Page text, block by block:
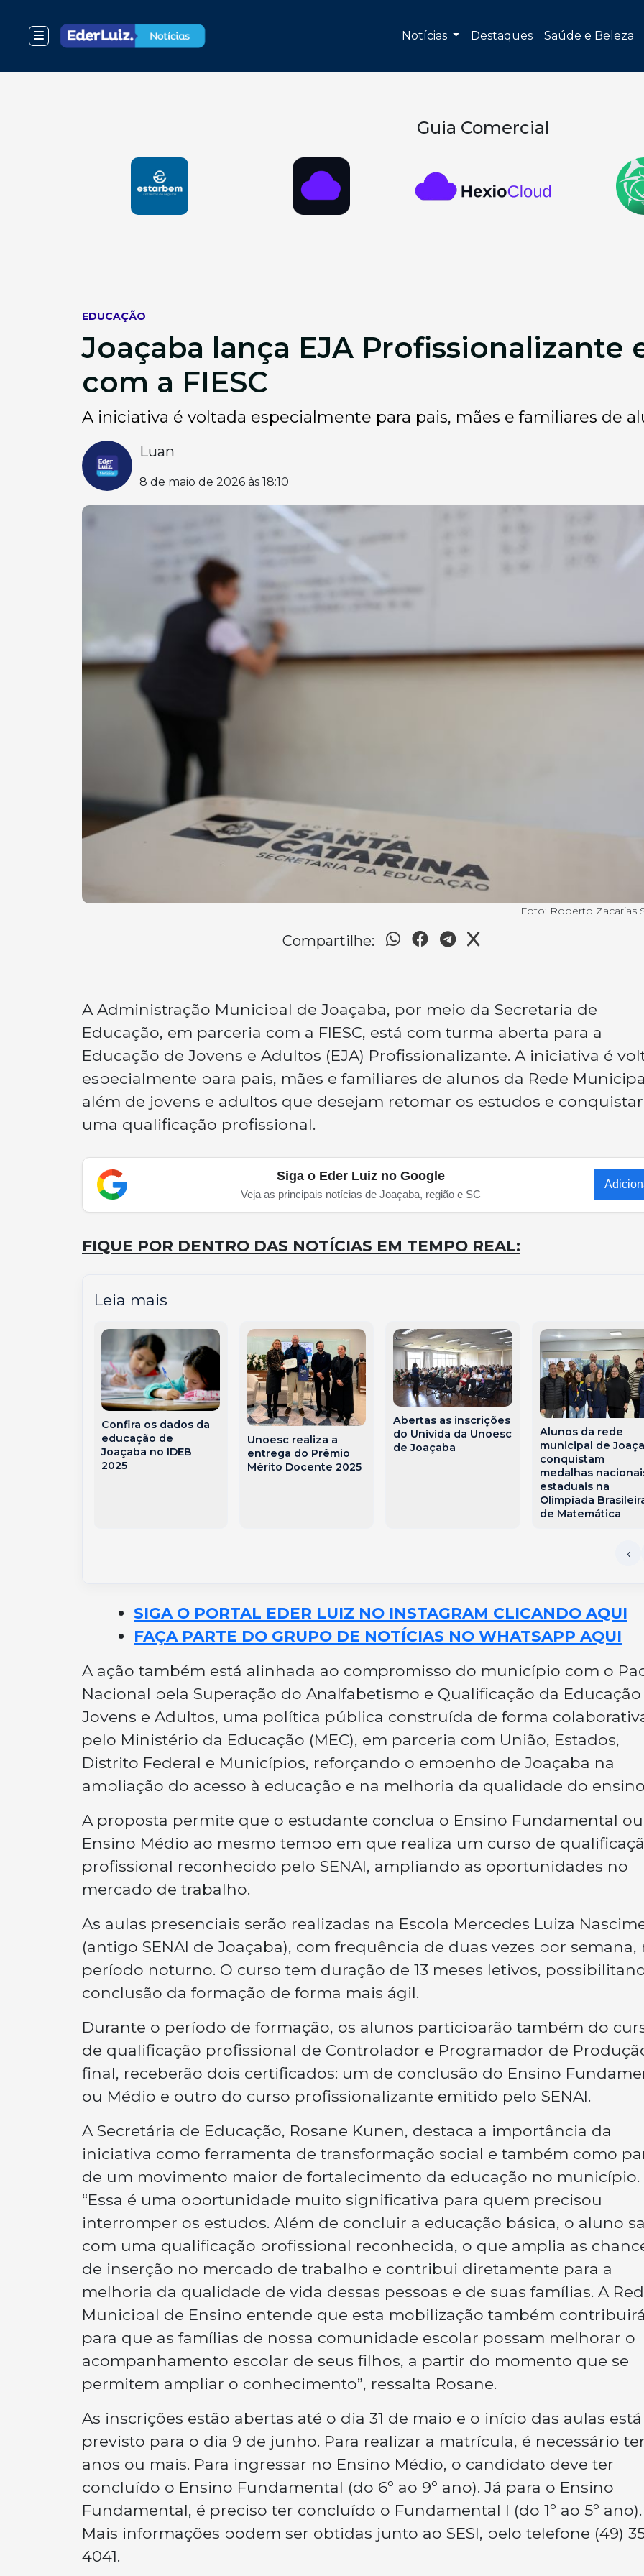
Notícias Destaques Saúde e Beleza
Guia Comercial
EDUCAÇÃO
Joaçaba lança EJA Profissionalizante
com a FIESC
A iniciativa é voltada especialmente para pais, mães e familiares de
Luan
8 de maio de 2026 às 18:10
Foto: Roberto Zacarias
Compartilhe:
A Administração Municipal de Joaçaba, por meio da Secretaria de
Educação, em parceria com a FIESC, está com turma aberta para a
Educação de Jovens e Adultos (EJA) Profissionalizante. A iniciativa é
especialmente para pais, mães e familiares de alunos da Rede
além de jovens e adultos que desejam retomar os estudos e conquistar
uma qualificação profissional.
Siga o Eder Luiz no Google
Veja as principais notícias de Joaçaba, região e SC
FIQUE POR DENTRO DAS NOTÍCIAS EM TEMPO REAL:
Leia mais
Confira os dados da
educação de
Joaçaba no IDEB
2025
Unoesc realiza a
entrega do Prêmio
Mérito Docente 2025
Abertas as inscrições
do Univida da Unoesc
de Joaçaba
Alunos da rede
municipal de
conquistam
medalhas
estaduais na
Olimpíada
de Matemática
SIGA O PORTAL EDER LUIZ NO INSTAGRAM CLICANDO AQUI
FAÇA PARTE DO GRUPO DE NOTÍCIAS NO WHATSAPP AQUI
A ação também está alinhada ao compromisso do município com o
Nacional pela Superação do Analfabetismo e Qualificação da
Jovens e Adultos, uma política pública construída de forma
pelo Ministério da Educação (MEC), em parceria com União, Estados,
Distrito Federal e Municípios, reforçando o empenho de Joaçaba na
ampliação do acesso à educação e na melhoria da qualidade do
A proposta permite que o estudante conclua o Ensino Fundamental
Ensino Médio ao mesmo tempo em que realiza um curso de
profissional reconhecido pelo SENAI, ampliando as oportunidades no
mercado de trabalho.
As aulas presenciais serão realizadas na Escola Mercedes Luiza
(antigo SENAI de Joaçaba), com frequência de duas vezes por semana,
período noturno. O curso tem duração de 13 meses letivos,
conclusão da formação de forma mais ágil.
Durante o período de formação, os alunos participarão também do
de qualificação profissional de Controlador e Programador de
final, receberão dois certificados: um de conclusão do Ensino
ou Médio e outro do curso profissionalizante emitido pelo SENAI.
A Secretária de Educação, Rosane Kunen, destaca a importância da
iniciativa como ferramenta de transformação social e também como
de um movimento maior de fortalecimento da educação no município.
“Essa é uma oportunidade muito significativa para quem precisou
interromper os estudos. Além de concluir a educação básica, o aluno
com uma qualificação profissional reconhecida, o que amplia as
de inserção no mercado de trabalho e contribui diretamente para a
melhoria da qualidade de vida dessas pessoas e de suas famílias. A
Municipal de Ensino entende que esta mobilização também contribuirá
para que as famílias de nossa comunidade escolar possam melhorar o
acompanhamento escolar de seus filhos, a partir do momento que se
permitem ampliar o conhecimento”, ressalta Rosane.
As inscrições estão abertas até o dia 31 de maio e o início das aulas está
previsto para o dia 9 de junho. Para realizar a matrícula, é necessário
anos ou mais. Para ingressar no Ensino Médio, o candidato deve ter
concluído o Ensino Fundamental (do 6º ao 9º ano). Já para o Ensino
Fundamental, é preciso ter concluído o Fundamental I (do 1º ao 5º ano).
Mais informações podem ser obtidas junto ao SESI, pelo telefone (49)
4041.